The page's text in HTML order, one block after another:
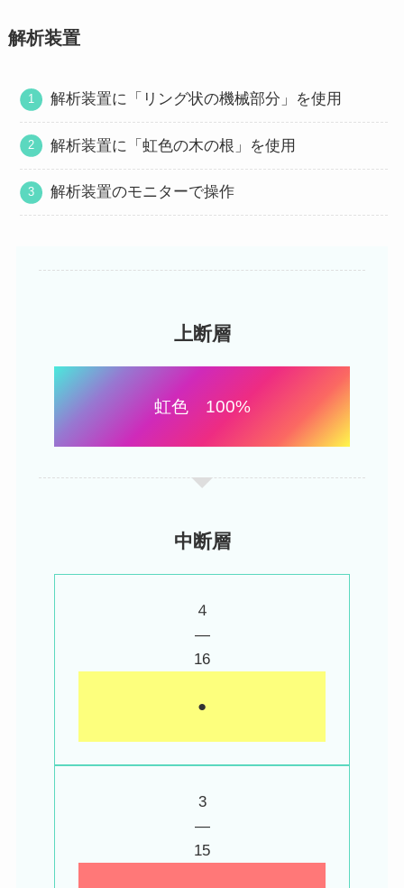
解析装置
解析装置に「リング状の機械部分」を使用
解析装置に「虹色の木の根」を使用
解析装置のモニターで操作
上断層
虹色 100%
中断層
４
―
16
●
3
―
15